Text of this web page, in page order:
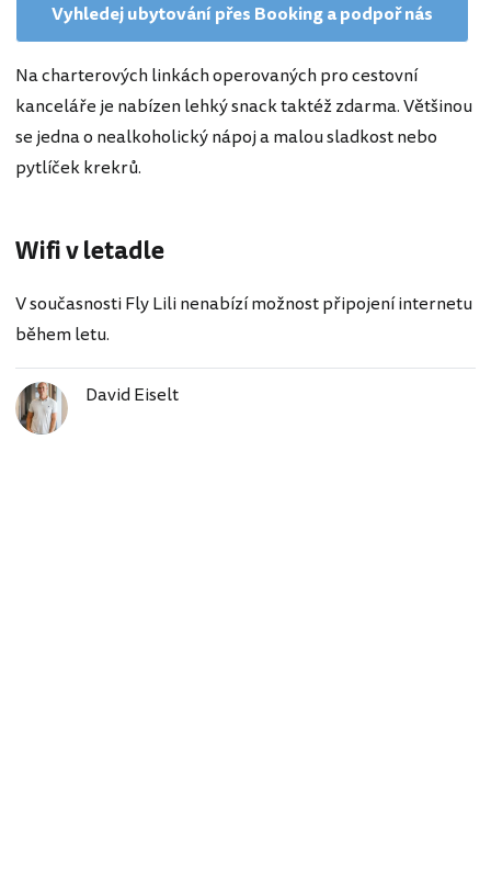
Vyhledej ubytování přes Booking a podpoř nás
Na charterových linkách operovaných pro cestovní
kanceláře je nabízen lehký snack taktéž zdarma. Většinou
se jedna o nealkoholický nápoj a malou sladkost nebo
pytlíček krekrů.
Wifi v letadle
V současnosti Fly Lili nenabízí možnost připojení internetu
během letu.
David Eiselt